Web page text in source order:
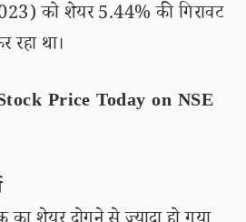
को शेयर 5.44% की गिरावट
था।
Price Today on NSE